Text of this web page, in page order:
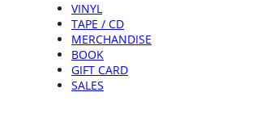
VINYL
TAPE / CD
MERCHANDISE
BOOK
GIFT CARD
SALES